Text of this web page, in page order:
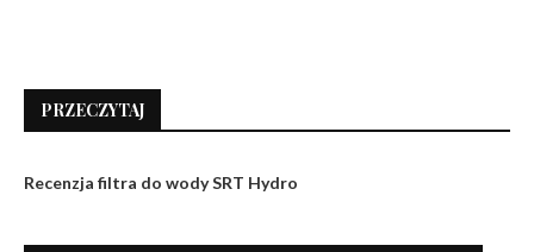
PRZECZYTAJ
Recenzja filtra do wody SRT Hydro